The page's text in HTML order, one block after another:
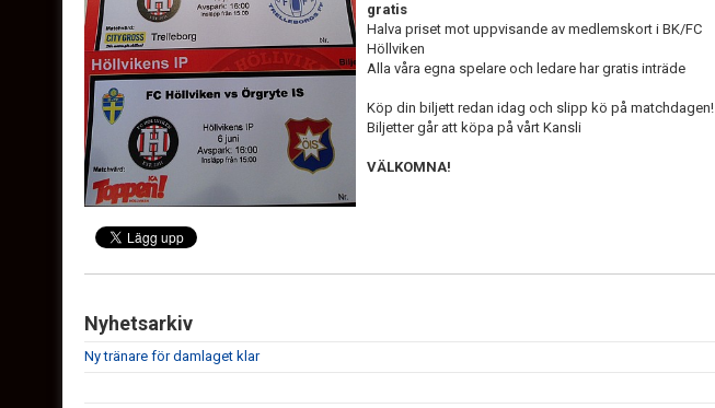
gratis
Halva priset mot uppvisande av medlemskort i BK/FC
Höllviken
Alla våra egna spelare och ledare har gratis inträde
Köp din biljett redan idag och slipp kö på matchdagen!
Biljetter går att köpa på vårt Kansli
VÄLKOMNA!
Nyhetsarkiv
Ny tränare för damlaget klar